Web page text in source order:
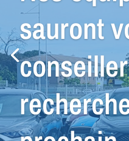
Petit
Spécial
nous